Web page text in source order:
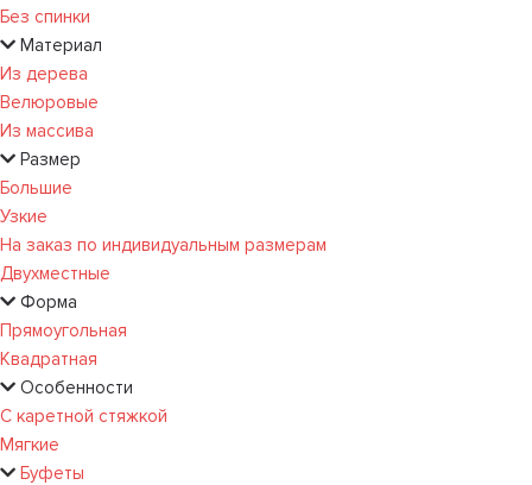
Без спинки
Материал
Из дерева
Велюровые
Из массива
Размер
Большие
Узкие
На заказ по индивидуальным размерам
Двухместные
Форма
Прямоугольная
Квадратная
Особенности
С каретной стяжкой
Мягкие
Буфеты